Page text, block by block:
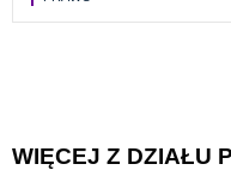
WIĘCEJ Z DZIAŁU